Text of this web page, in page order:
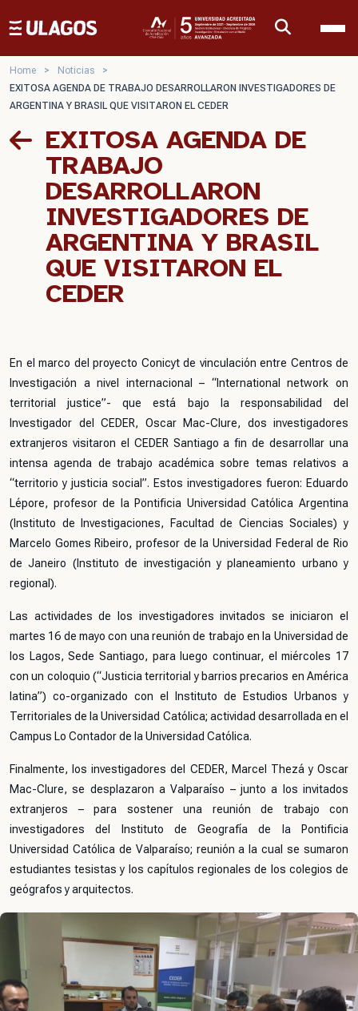
Ulagos Template
Home > Noticias
>
EXITOSA AGENDA DE TRABAJO DESARROLLARON INVESTIGADORES DE
ARGENTINA Y BRASIL QUE VISITARON EL CEDER
EXITOSA AGENDA DE
TRABAJO
DESARROLLARON
INVESTIGADORES DE
ARGENTINA Y BRASIL
QUE VISITARON EL
CEDER
En el marco del proyecto Conicyt de vinculación entre Centros de
Investigación a nivel internacional – “International network on
territorial justice”- que está bajo la responsabilidad del
Investigador del CEDER, Oscar Mac-Clure, dos investigadores
extranjeros visitaron el CEDER Santiago a fin de desarrollar una
intensa agenda de trabajo académica sobre temas relativos a
“territorio y justicia social”. Estos investigadores fueron: Eduardo
Lépore, profesor de la Pontificia Universidad Católica Argentina
(Instituto de Investigaciones, Facultad de Ciencias Sociales) y
Marcelo Gomes Ribeiro, profesor de la Universidad Federal de Rio
de Janeiro (Instituto de investigación y planeamiento urbano y
regional).
Las actividades de los investigadores invitados se iniciaron el
martes 16 de mayo con una reunión de trabajo en la Universidad de
los Lagos, Sede Santiago, para luego continuar, el miércoles 17
con un coloquio (“Justicia territorial y barrios precarios en América
latina”) co-organizado con el Instituto de Estudios Urbanos y
Territoriales de la Universidad Católica; actividad desarrollada en el
Campus Lo Contador de la Universidad Católica.
Finalmente, los investigadores del CEDER, Marcel Thezá y Oscar
Mac-Clure, se desplazaron a Valparaíso – junto a los invitados
extranjeros – para sostener una reunión de trabajo con
investigadores del Instituto de Geografía de la Pontificia
Universidad Católica de Valparaíso; reunión a la cual se sumaron
estudiantes tesistas y los capítulos regionales de los colegios de
geógrafos y arquitectos.